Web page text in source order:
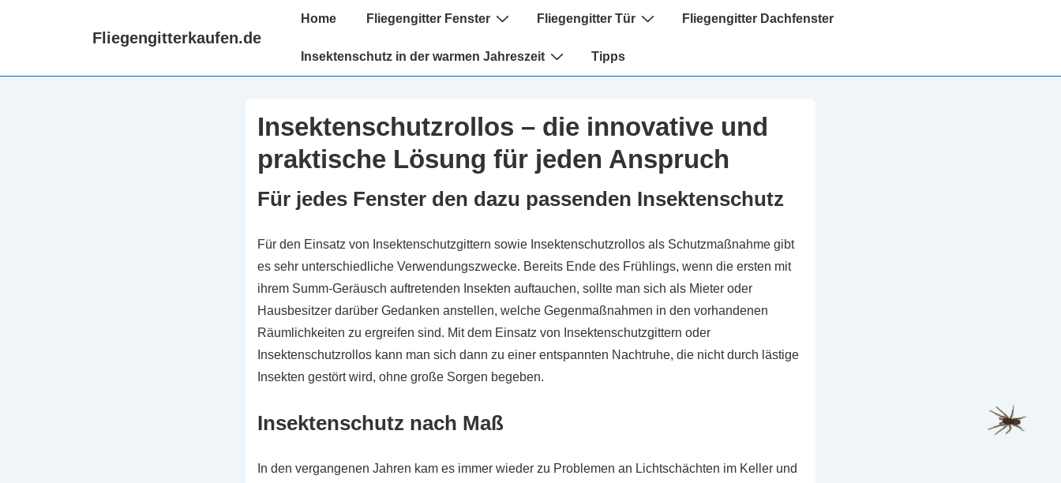
Fliegengitterkaufen.de
Hauptnavigation
Home Fliegengitter Fenster Fliegengitter Tür Fliegengitter Dachfenster
Insektenschutz in der warmen Jahreszeit Tipps
Insektenschutzrollos – die innovative und
praktische Lösung für jeden Anspruch
Für jedes Fenster den dazu passenden Insektenschutz
Für den Einsatz von Insektenschutzgittern sowie Insektenschutzrollos als Schutzmaßnahme gibt
es sehr unterschiedliche Verwendungszwecke. Bereits Ende des Frühlings, wenn die ersten mit
ihrem Summ-Geräusch auftretenden Insekten auftauchen, sollte man sich als Mieter oder
Hausbesitzer darüber Gedanken anstellen, welche Gegenmaßnahmen in den vorhandenen
Räumlichkeiten zu ergreifen sind. Mit dem Einsatz von Insektenschutzgittern oder
Insektenschutzrollos kann man sich dann zu einer entspannten Nachtruhe, die nicht durch lästige
Insekten gestört wird, ohne große Sorgen begeben.
Insektenschutz nach Maß
In den vergangenen Jahren kam es immer wieder zu Problemen an Lichtschächten im Keller und